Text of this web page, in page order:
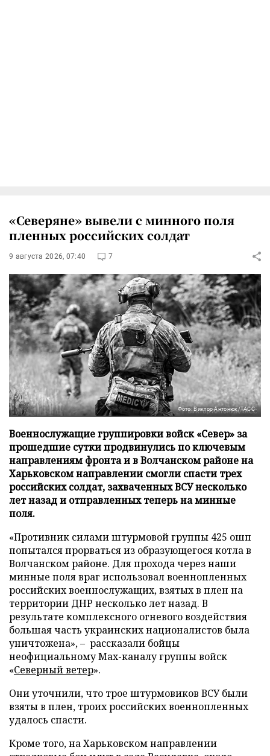
«Северяне» вывели с минного поля
пленных российских солдат
9 августа 2026, 07:40 7
Фото: Виктор Антонюк/ТАСС
Военнослужащие группировки войск «Север» за
прошедшие сутки продвинулись по ключевым
направлениям фронта и в Волчанском районе на
Харьковском направлении смогли спасти трех
российских солдат, захваченных ВСУ несколько
лет назад и отправленных теперь на минные
поля.
«Противник силами штурмовой группы 425 ошп
попытался прорваться из образующегося котла в
Волчанском районе. Для прохода через наши
минные поля враг использовал военнопленных
российских военнослужащих, взятых в плен на
территории ДНР несколько лет назад. В
результате комплексного огневого воздействия
большая часть украинских националистов была
уничтожена», – рассказали бойцы
неофициальному Max-каналу группы войск
«Северный ветер».
Они уточнили, что трое штурмовиков ВСУ были
взяты в плен, троих российских военнопленных
удалось спасти.
Кроме того, на Харьковском направлении